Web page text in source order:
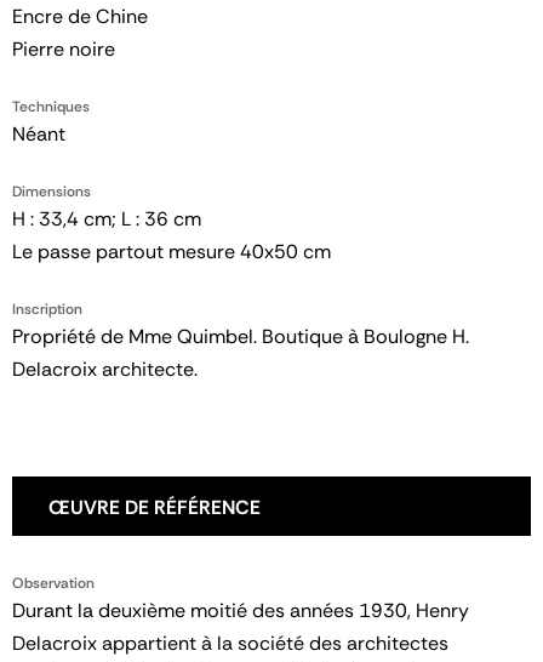
Encre de Chine
Pierre noire
Techniques
Néant
Dimensions
H : 33,4 cm; L : 36 cm
Le passe partout mesure 40x50 cm
Inscription
Propriété de Mme Quimbel. Boutique à Boulogne H.
Delacroix architecte.
ŒUVRE DE RÉFÉRENCE
Observation
Durant la deuxième moitié des années 1930, Henry
Delacroix appartient à la société des architectes